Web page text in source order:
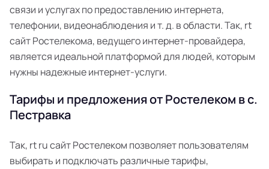
связи и услугах по предоставлению интернета,
телефонии, видеонаблюдения и т. д. в области. Так, rt
сайт Ростелекома, ведущего интернет-провайдера,
является идеальной платформой для людей, которым
нужны надежные интернет-услуги.
Тарифы и предложения от Ростелеком в с.
Пестравка
Так, rt ru сайт Ростелеком позволяет пользователям
выбирать и подключать различные тарифы,